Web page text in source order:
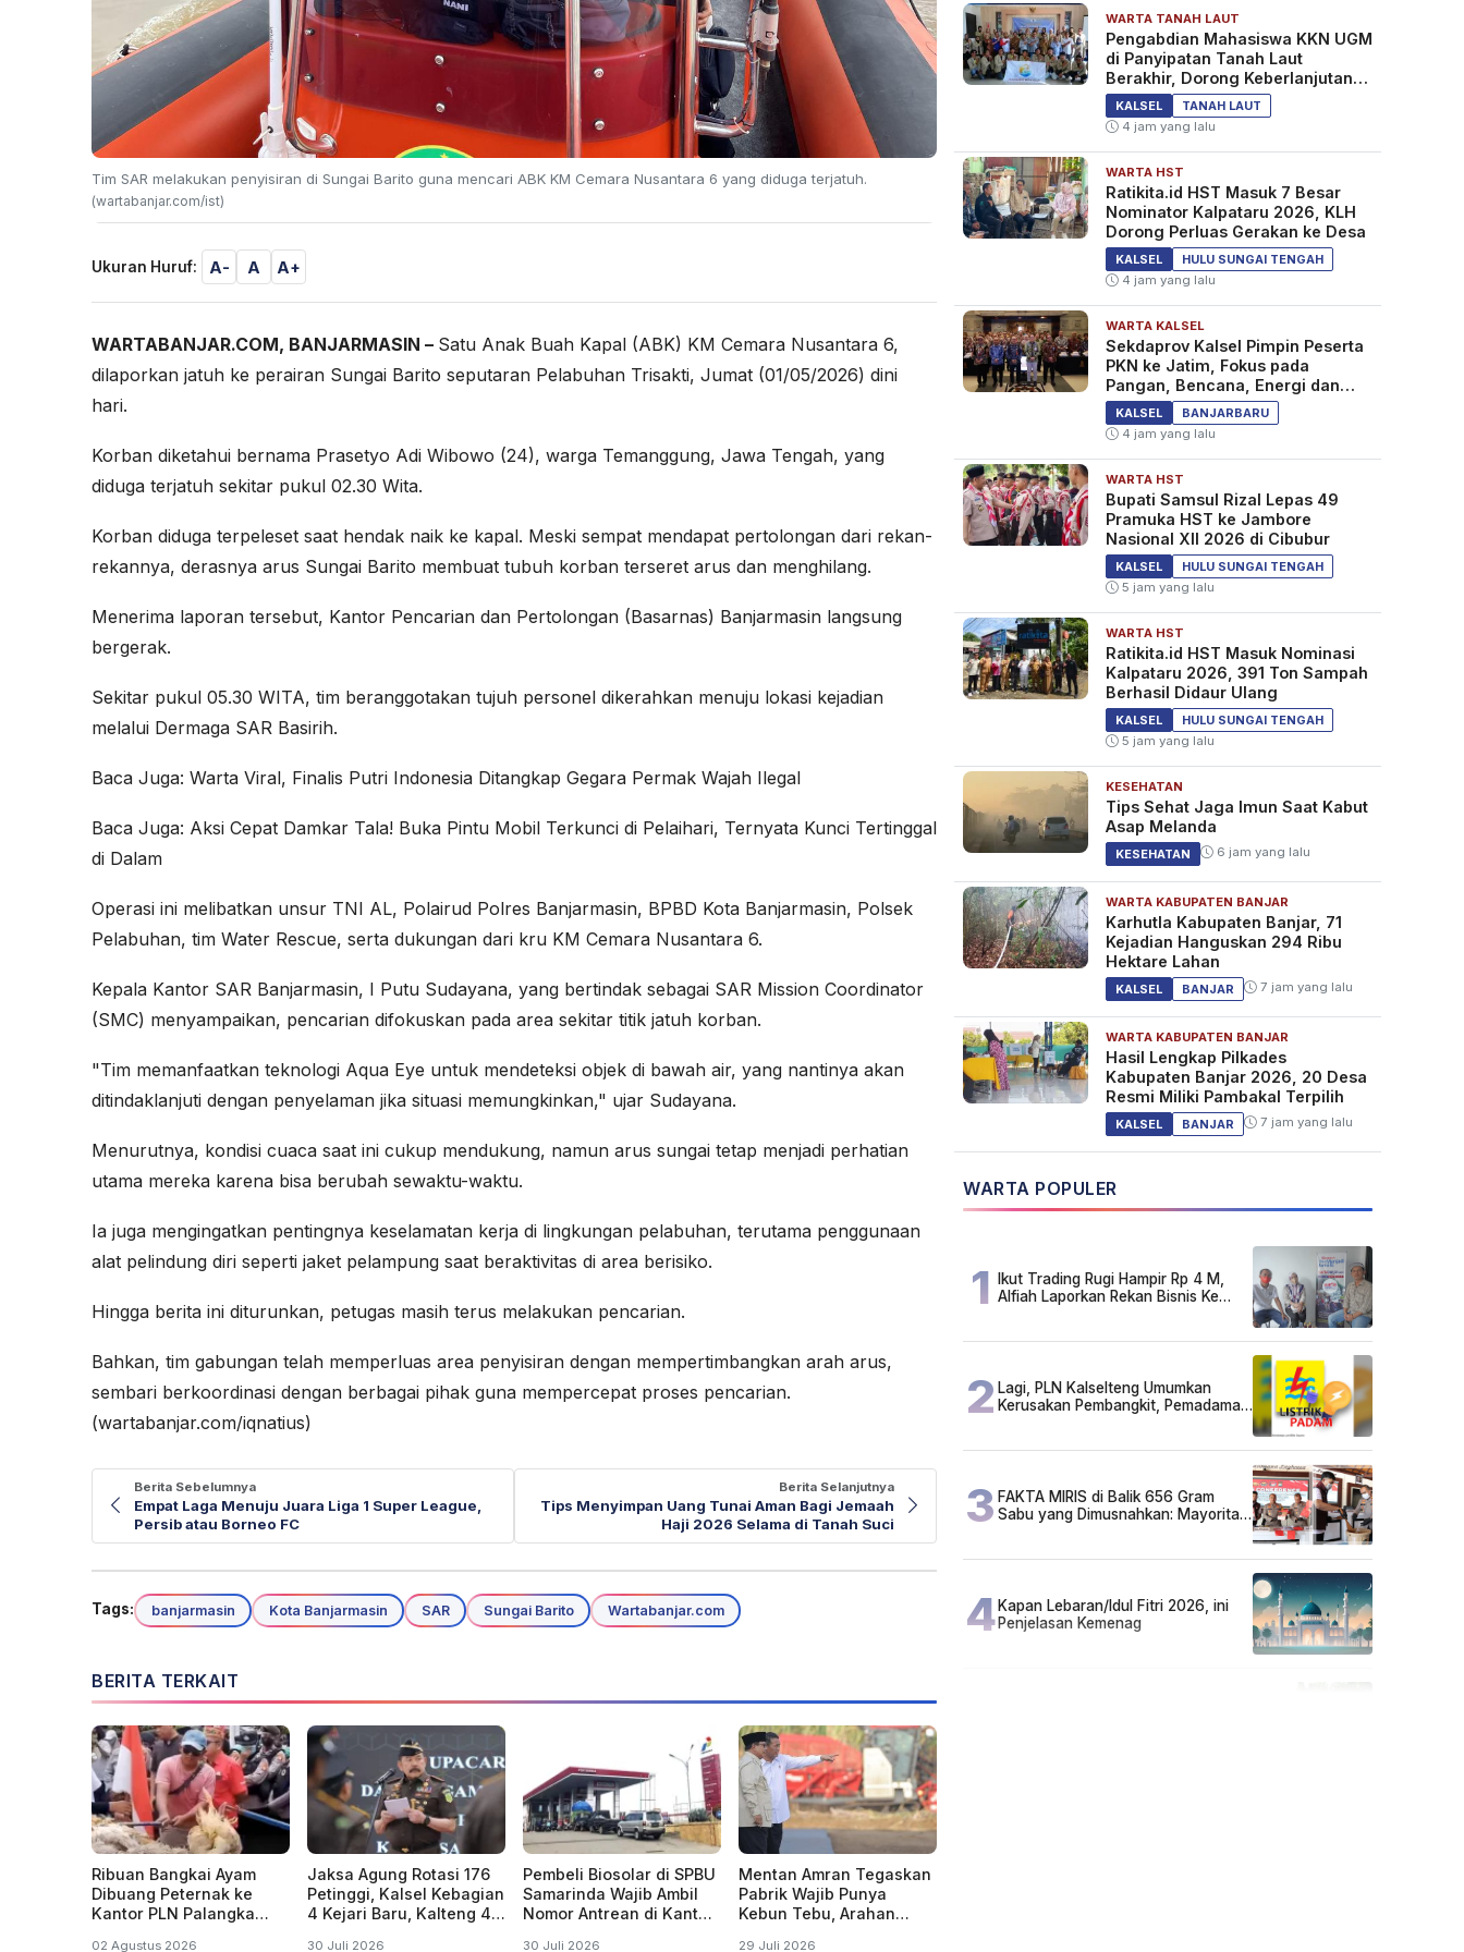
Tim SAR melakukan penyisiran di Sungai Barito guna mencari ABK KM Cemara Nusantara 6 yang diduga terjatuh.
(wartabanjar.com/ist)
Ukuran Huruf: A- A A+
WARTABANJAR.COM, BANJARMASIN – Satu Anak Buah Kapal (ABK) KM Cemara Nusantara 6,
dilaporkan jatuh ke perairan Sungai Barito seputaran Pelabuhan Trisakti, Jumat (01/05/2026) dini
hari.
Korban diketahui bernama Prasetyo Adi Wibowo (24), warga Temanggung, Jawa Tengah, yang
diduga terjatuh sekitar pukul 02.30 Wita.
Korban diduga terpeleset saat hendak naik ke kapal. Meski sempat mendapat pertolongan dari rekan-
rekannya, derasnya arus Sungai Barito membuat tubuh korban terseret arus dan menghilang.
Menerima laporan tersebut, Kantor Pencarian dan Pertolongan (Basarnas) Banjarmasin langsung
bergerak.
Sekitar pukul 05.30 WITA, tim beranggotakan tujuh personel dikerahkan menuju lokasi kejadian
melalui Dermaga SAR Basirih.
Baca Juga: Warta Viral, Finalis Putri Indonesia Ditangkap Gegara Permak Wajah Ilegal
Baca Juga: Aksi Cepat Damkar Tala! Buka Pintu Mobil Terkunci di Pelaihari, Ternyata Kunci Tertinggal
di Dalam
Operasi ini melibatkan unsur TNI AL, Polairud Polres Banjarmasin, BPBD Kota Banjarmasin, Polsek
Pelabuhan, tim Water Rescue, serta dukungan dari kru KM Cemara Nusantara 6.
Kepala Kantor SAR Banjarmasin, I Putu Sudayana, yang bertindak sebagai SAR Mission Coordinator
(SMC) menyampaikan, pencarian difokuskan pada area sekitar titik jatuh korban.
"Tim memanfaatkan teknologi Aqua Eye untuk mendeteksi objek di bawah air, yang nantinya akan
ditindaklanjuti dengan penyelaman jika situasi memungkinkan," ujar Sudayana.
Menurutnya, kondisi cuaca saat ini cukup mendukung, namun arus sungai tetap menjadi perhatian
utama mereka karena bisa berubah sewaktu-waktu.
Ia juga mengingatkan pentingnya keselamatan kerja di lingkungan pelabuhan, terutama penggunaan
alat pelindung diri seperti jaket pelampung saat beraktivitas di area berisiko.
Hingga berita ini diturunkan, petugas masih terus melakukan pencarian.
Bahkan, tim gabungan telah memperluas area penyisiran dengan mempertimbangkan arah arus,
sembari berkoordinasi dengan berbagai pihak guna mempercepat proses pencarian.
(wartabanjar.com/iqnatius)
Berita Sebelumnya
Empat Laga Menuju Juara Liga 1 Super League,
Persib atau Borneo FC
Berita Selanjutnya
Tips Menyimpan Uang Tunai Aman Bagi Jemaah
Haji 2026 Selama di Tanah Suci
Tags: banjarmasin Kota Banjarmasin SAR Sungai Barito Wartabanjar.com
BERITA TERKAIT
Ribuan Bangkai Ayam
Dibuang Peternak ke
Kantor PLN Palangka
02 Agustus 2026
Jaksa Agung Rotasi 176
Petinggi, Kalsel Kebagian
4 Kejari Baru, Kalteng 4,
30 Juli 2026
Pembeli Biosolar di SPBU
Samarinda Wajib Ambil
Nomor Antrean di Kantor
30 Juli 2026
Mentan Amran Tegaskan
Pabrik Wajib Punya
Kebun Tebu, Arahan
29 Juli 2026
WARTA TANAH LAUT
Pengabdian Mahasiswa KKN UGM
di Panyipatan Tanah Laut
Berakhir, Dorong Keberlanjutan
Program Masyarakat
KALSEL
TANAH LAUT
4 jam yang lalu
WARTA HST
Ratikita.id HST Masuk 7 Besar
Nominator Kalpataru 2026, KLH
Dorong Perluas Gerakan ke Desa
KALSEL
HULU SUNGAI TENGAH
4 jam yang lalu
WARTA KALSEL
Sekdaprov Kalsel Pimpin Peserta
PKN ke Jatim, Fokus pada
Pangan, Bencana, Energi dan
Ekonomi
KALSEL
BANJARBARU
4 jam yang lalu
WARTA HST
Bupati Samsul Rizal Lepas 49
Pramuka HST ke Jambore
Nasional XII 2026 di Cibubur
KALSEL
HULU SUNGAI TENGAH
5 jam yang lalu
WARTA HST
Ratikita.id HST Masuk Nominasi
Kalpataru 2026, 391 Ton Sampah
Berhasil Didaur Ulang
KALSEL
HULU SUNGAI TENGAH
5 jam yang lalu
KESEHATAN
Tips Sehat Jaga Imun Saat Kabut
Asap Melanda
KESEHATAN 6 jam yang lalu
WARTA KABUPATEN BANJAR
Karhutla Kabupaten Banjar, 71
Kejadian Hanguskan 294 Ribu
Hektare Lahan
KALSEL BANJAR 7 jam yang lalu
WARTA KABUPATEN BANJAR
Hasil Lengkap Pilkades
Kabupaten Banjar 2026, 20 Desa
Resmi Miliki Pambakal Terpilih
KALSEL BANJAR 7 jam yang lalu
WARTA POPULER
1 Ikut Trading Rugi Hampir Rp 4 M,
Alfiah Laporkan Rekan Bisnis Ke
2 Lagi, PLN Kalselteng Umumkan
Kerusakan Pembangkit, Pemadaman
3 FAKTA MIRIS di Balik 656 Gram
Sabu yang Dimusnahkan: Mayoritas
4Kapan Lebaran/Idul Fitri 2026, ini
Penjelasan Kemenag